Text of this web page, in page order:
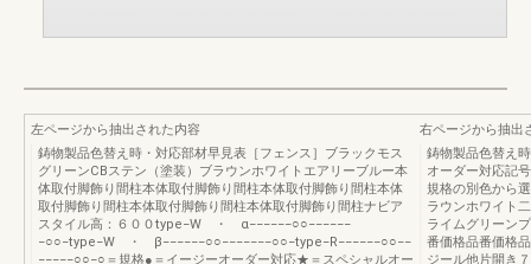
左ページから抽出された内容
鋳物製品色替え時・対応部材早見表［フェンス］ブラックモス
グリーンCBステン（塗装）ブラウンホワイトエアリーブルー本
体取付脚飾り間柱本体取付脚飾り間柱本体取付脚飾り間柱本体
取付脚飾り間柱本体取付脚飾り間柱本体取付脚飾り間柱ナビア
スタイル高：６００type−W ・ α−−−−−−○○−−−−−−
−○○−type−W ・ β−−−−−−○○−−−−−−−○○−type−R−−−−−−○○−−
−−−−−○○−○＝規格●＝イージーオーダー対応★＝スペシャルオー
右ページから抽出
鋳物製品色替え
オーダー対応記
規格の別色から
ラウンホワイト
ライムグリーン
番価格品番価格
ジール他片開き